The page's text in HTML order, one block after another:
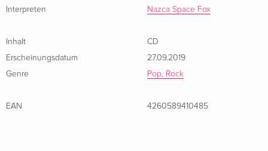
Interpreten Nazca Space Fox
Inhalt
CD
Erscheinungsdatum
27.09.2019
Genre
Pop, Rock
EAN 4260589410485